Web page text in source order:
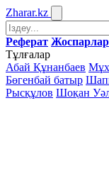
Zharar.kz
Реферат Жоспарлар
Тұлғалар
Абай Құнанбаев
Бөгенбай батыр
Рысқұлов Шоқан